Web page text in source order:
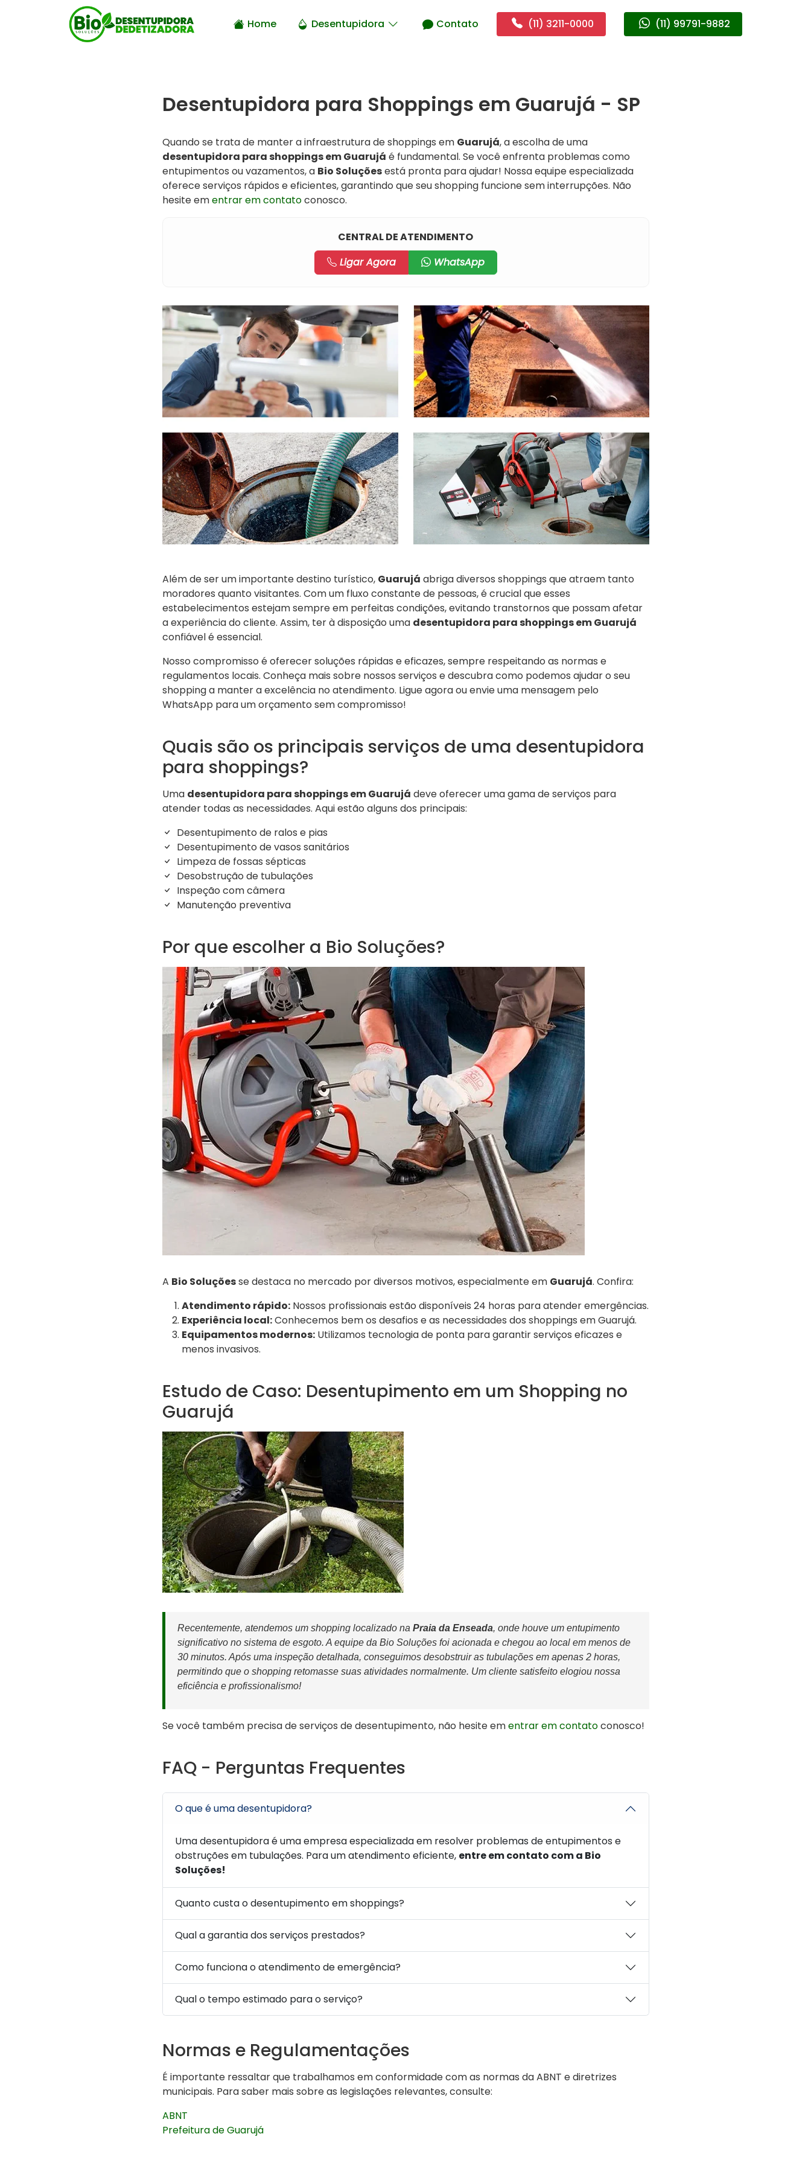
Home Desentupidora Contato (11) 3211-0000 (11) 99791-9882
Desentupidora para Shoppings em Guarujá - SP
Quando se trata de manter a infraestrutura de shoppings em Guarujá, a escolha de uma
desentupidora para shoppings em Guarujá é fundamental. Se você enfrenta problemas como
entupimentos ou vazamentos, a Bio Soluçõesestá pronta para ajudar! Nossa equipe especializada
oferece serviços rápidos e eficientes, garantindo que seu shopping funcione sem interrupções. Não
hesite ementrar em contatoconosco.
CENTRAL DE ATENDIMENTO
Ligar Agora
WhatsApp
Além de ser um importante destino turístico, Guarujá abriga diversos shoppings que atraem tanto
moradores quanto visitantes. Com um fluxo constante de pessoas, é crucial que esses
estabelecimentos estejam sempre em perfeitas condições, evitando transtornos que possam afetar
a experiência do cliente. Assim, ter à disposição uma desentupidora para shoppings em Guarujá
confiável é essencial.
Nosso compromisso é oferecer soluções rápidas e eficazes, sempre respeitando as normas e
regulamentos locais. Conheça mais sobre nossos serviços e descubra como podemos ajudar o seu
shopping a manter a excelência no atendimento. Ligue agora ou envie uma mensagem pelo
WhatsApp para um orçamento sem compromisso!
Quais são os principais serviços de uma desentupidora
para shoppings?
Uma desentupidora para shoppings em Guarujá deve oferecer uma gama de serviços para
atender todas as necessidades. Aqui estão alguns dos principais:
Desentupimento de ralos e pias
Desentupimento de vasos sanitários
Limpeza de fossas sépticas
Desobstrução de tubulações
Inspeção com câmera
Manutenção preventiva
Por que escolher a Bio Soluções?
A Bio Soluçõesse destaca no mercado por diversos motivos, especialmente em Guarujá. Confira:
Atendimento rápido:Nossos profissionais estão disponíveis 24 horas para atender emergências.
Experiência local:Conhecemos bem os desafios e as necessidades dos shoppings em Guarujá.
Equipamentos modernos:Utilizamos tecnologia de ponta para garantir serviços eficazes e
menos invasivos.
Estudo de Caso: Desentupimento em um Shopping no
Guarujá
Recentemente, atendemos um shopping localizado na Praia da Enseada, onde houve um entupimento
significativo no sistema de esgoto. A equipe da Bio Soluções foi acionada e chegou ao local em menos de
30 minutos. Após uma inspeção detalhada, conseguimos desobstruir as tubulações em apenas 2 horas,
permitindo que o shopping retomasse suas atividades normalmente. Um cliente satisfeito elogiou nossa
eficiência e profissionalismo!
Se você também precisa de serviços de desentupimento, não hesite ementrar em contatoconosco!
FAQ - Perguntas Frequentes
O que é uma desentupidora?
Uma desentupidora é uma empresa especializada em resolver problemas de entupimentos e
obstruções em tubulações. Para um atendimento eficiente, entre em contato com a Bio
Soluções!
Quanto custa o desentupimento em shoppings?
Qual a garantia dos serviços prestados?
Como funciona o atendimento de emergência?
Qual o tempo estimado para o serviço?
Normas e Regulamentações
É importante ressaltar que trabalhamos em conformidade com as normas da ABNT e diretrizes
municipais. Para saber mais sobre as legislações relevantes, consulte:
ABNT
Prefeitura de Guarujá